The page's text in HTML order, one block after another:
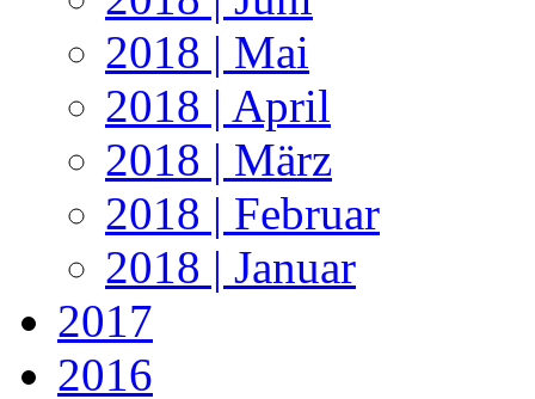
2018 | Mai
2018 | April
2018 | März
2018 | Februar
2018 | Januar
2017
2016